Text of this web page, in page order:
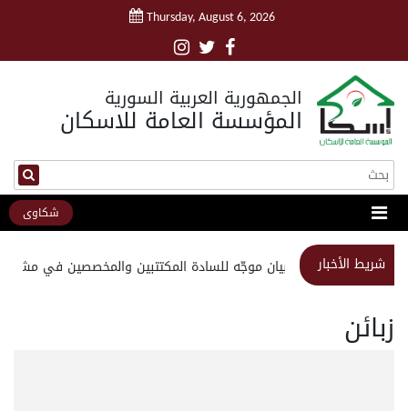
Thursday, August 6, 2026
الجمهورية العربية السورية
المؤسسة العامة للاسكان
شكاوى
شريط الأخبار استبيان موجّه للسادة المكتتبين والمخصصين في
زبائن